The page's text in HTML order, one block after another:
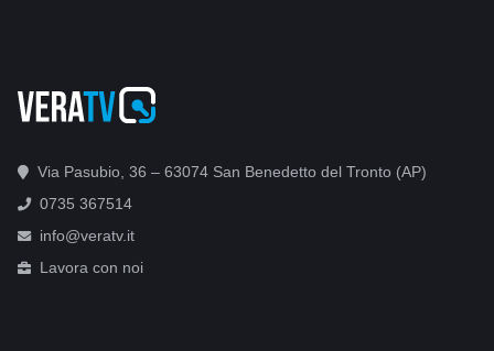
Via Pasubio, 36 – 63074 San Benedetto del Tronto (AP)
0735 367514
info@veratv.it
Lavora con noi